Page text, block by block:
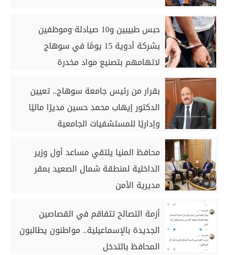
حبس طبيبين و10 صيادلة وموظفين
بشركة أدوية 15 يومًا في سوهاج
لاتهامهم بتصنيع مواد مخدرة
بقرار من رئيس جامعة سوهاج.. تعيين
الدكتور إيهاب محمد حسين مديرًا ماليًا
وإداريًا للمستشفيات الجامعية
محافظ المنيا يلتقي مساعد أول وزير
الداخلية لمنطقة شمال الصعيد بمقر
مديرية الأمن
أزمة التصالح تتفاقم في القصاصين
الجديدة بالإسماعيلية.. مواطنون يطالبون
المحافظ بالتدخل